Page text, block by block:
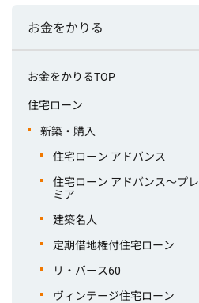
お金をかりる
お金をかりるTOP
住宅ローン
新築・購入
住宅ローン アドバンス
住宅ローン アドバンス～プレ
ミア
建築名人
定期借地権付住宅ローン
リ・バース60
ヴィンテージ住宅ローン